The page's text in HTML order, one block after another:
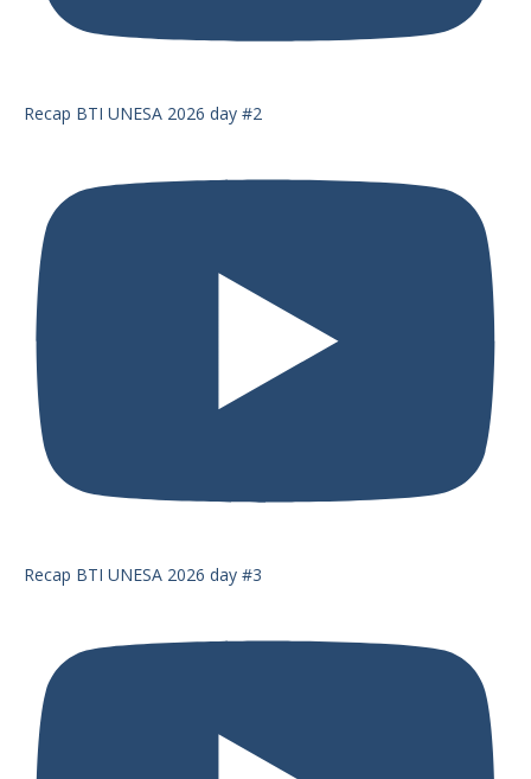
Recap BTI UNESA 2026 day #2
Recap BTI UNESA 2026 day #3